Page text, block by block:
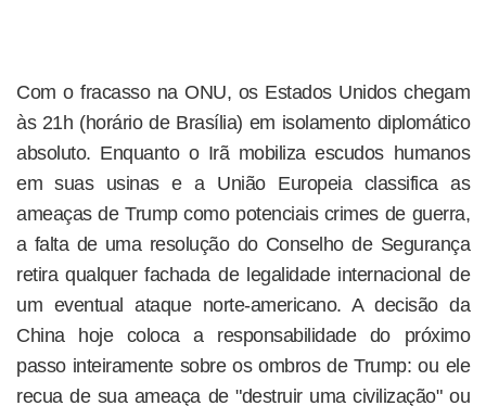
Com o fracasso na ONU, os Estados Unidos chegam
às 21h (horário de Brasília) em isolamento diplomático
absoluto. Enquanto o Irã mobiliza escudos humanos
em suas usinas e a União Europeia classifica as
ameaças de Trump como potenciais crimes de guerra,
a falta de uma resolução do Conselho de Segurança
retira qualquer fachada de legalidade internacional de
um eventual ataque norte-americano. A decisão da
China hoje coloca a responsabilidade do próximo
passo inteiramente sobre os ombros de Trump: ou ele
recua de sua ameaça de "destruir uma civilização" ou